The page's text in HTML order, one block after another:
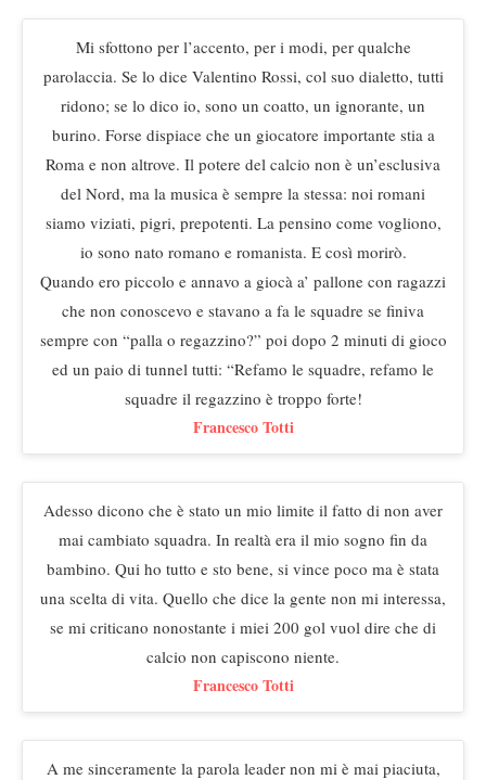
Mi sfottono per l’accento, per i modi, per qualche
parolaccia. Se lo dice Valentino Rossi, col suo dialetto, tutti
ridono; se lo dico io, sono un coatto, un ignorante, un
burino. Forse dispiace che un giocatore importante stia a
Roma e non altrove. Il potere del calcio non è un’esclusiva
del Nord, ma la musica è sempre la stessa: noi romani
siamo viziati, pigri, prepotenti. La pensino come vogliono,
io sono nato romano e romanista. E così morirò.
Quando ero piccolo e annavo a giocà a’ pallone con ragazzi
che non conoscevo e stavano a fa le squadre se finiva
sempre con “palla o regazzino?” poi dopo 2 minuti di gioco
ed un paio di tunnel tutti: “Refamo le squadre, refamo le
squadre il regazzino è troppo forte!
Francesco Totti
Adesso dicono che è stato un mio limite il fatto di non aver
mai cambiato squadra. In realtà era il mio sogno fin da
bambino. Qui ho tutto e sto bene, si vince poco ma è stata
una scelta di vita. Quello che dice la gente non mi interessa,
se mi criticano nonostante i miei 200 gol vuol dire che di
calcio non capiscono niente.
Francesco Totti
A me sinceramente la parola leader non mi è mai piaciuta,